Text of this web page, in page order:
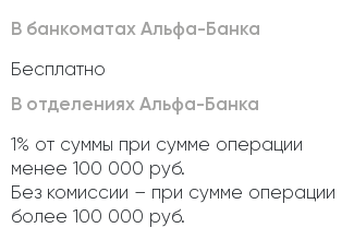
В банкоматах Альфа-Банка
Бесплатно
В отделениях Альфа-Банка
1% от суммы при сумме операции
менее 100 000 руб.
Без комиссии – при сумме операции
более 100 000 руб.